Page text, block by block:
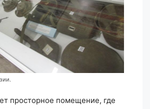
просторное помещение, где